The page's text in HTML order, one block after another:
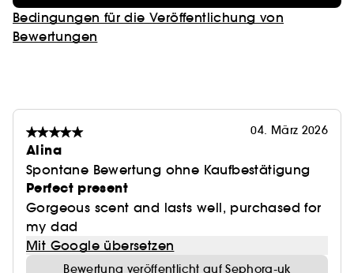
Bedingungen für die Veröffentlichung von
Bewertungen
04. März 2026
Alina
Spontane Bewertung ohne Kaufbestätigung
Perfect present
Gorgeous scent and lasts well, purchased for
my dad
Mit Google übersetzen
Bewertung veröffentlicht auf Sephora-uk